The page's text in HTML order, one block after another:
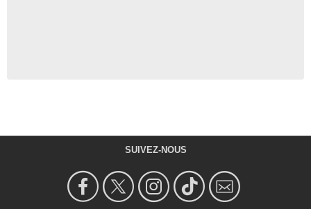
SUIVEZ-NOUS